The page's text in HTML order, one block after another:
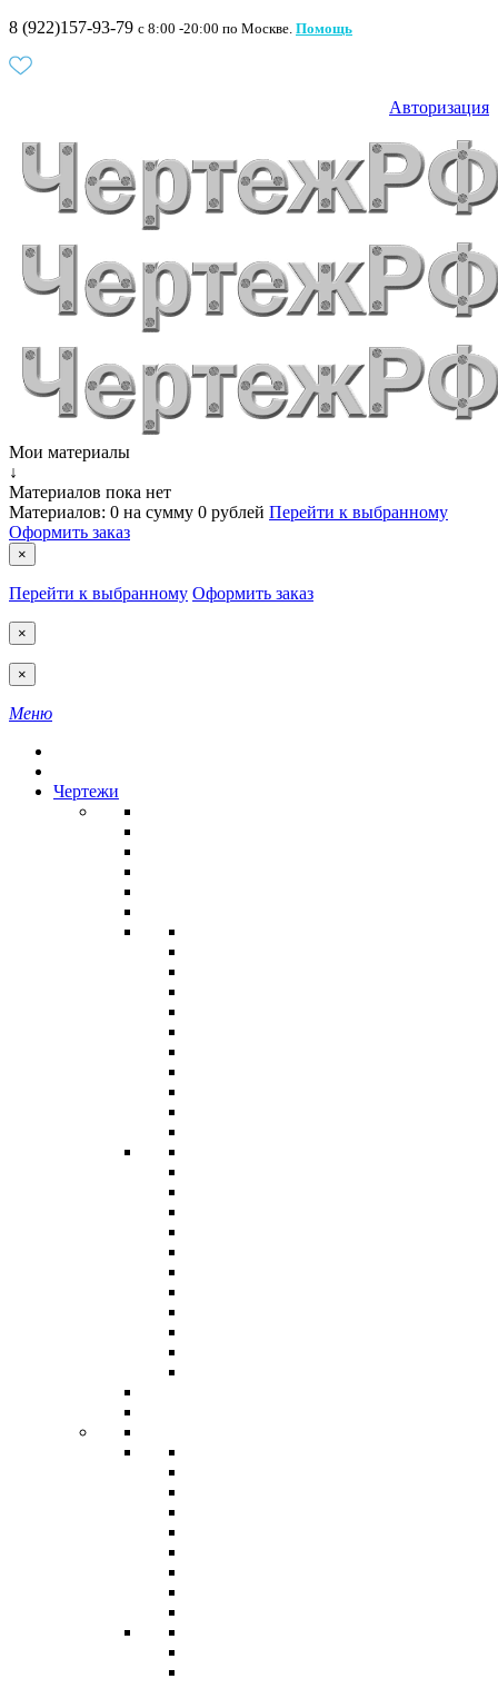
8 (922)157-93-79 c 8:00 -20:00 по Москве. Помощь
Авторизация
Мои материалы
↓
Материалов пока нет
Материалов: 0 на сумму 0 рублей Перейти к выбранному
Оформить заказ
×
Перейти к выбранному Оформить заказ
×
×
Меню
Чертежи